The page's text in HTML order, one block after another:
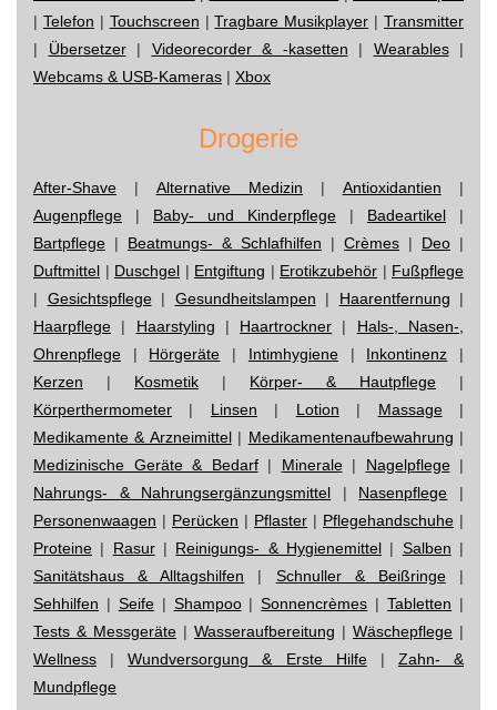
| Telefon | Touchscreen |Tragbare Musikplayer | Transmitter
| Übersetzer| Videorecorder & -kasetten | Wearables|
Webcams & USB-Kameras | Xbox
Drogerie
After-Shave | Alternative Medizin | Antioxidantien |
Augenpflege | Baby- und Kinderpflege | Badeartikel |
Bartpflege | Beatmungs- & Schlafhilfen | Crèmes | Deo |
Duftmittel | Duschgel | Entgiftung | Erotikzubehör | Fußpflege
| Gesichtspflege| Gesundheitslampen | Haarentfernung |
Haarpflege | Haarstyling | Haartrockner | Hals-, Nasen-,
Ohrenpflege | Hörgeräte | Intimhygiene| Inkontinenz |
Kerzen | Kosmetik | Körper- & Hautpflege |
Körperthermometer | Linsen | Lotion | Massage|
Medikamente & Arzneimittel| Medikamentenaufbewahrung |
Medizinische Geräte & Bedarf| Minerale| Nagelpflege|
Nahrungs- & Nahrungsergänzungsmittel | Nasenpflege |
Personenwaagen | Perücken | Pflaster | Pflegehandschuhe |
Proteine | Rasur| Reinigungs- & Hygienemittel | Salben |
Sanitätshaus & Alltagshilfen | Schnuller & Beißringe|
Sehhilfen | Seife| Shampoo|Sonnencrèmes |Tabletten |
Tests & Messgeräte | Wasseraufbereitung | Wäschepflege |
Wellness |Wundversorgung & Erste Hilfe| Zahn- &
Mundpflege